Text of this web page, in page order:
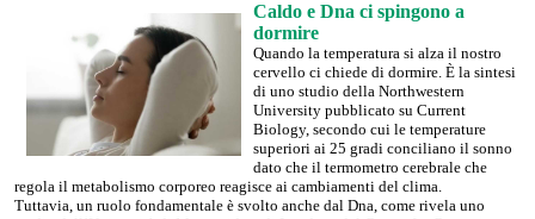
Caldo e Dna ci spingono a
dormire
Quando la temperatura si alza il nostro
cervello ci chiede di dormire. È la sintesi
di uno studio della Northwestern
University pubblicato su Current
Biology, secondo cui le temperature
superiori ai 25 gradi conciliano il sonno
dato che il termometro cerebrale che
regola il metabolismo corporeo reagisce ai cambiamenti del clima.
Tuttavia, un ruolo fondamentale è svolto anche dal Dna, come rivela uno